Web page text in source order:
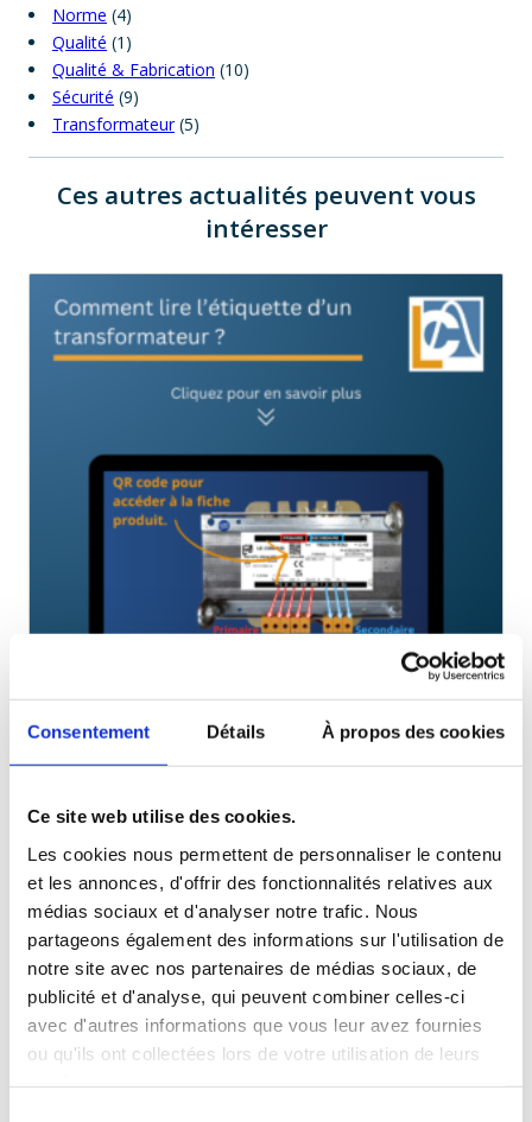
Consentement Détails À propos des cookies
Ce site web utilise des cookies.
Les cookies nous permettent de personnaliser le contenu
et les annonces, d'offrir des fonctionnalités relatives aux
médias sociaux et d'analyser notre trafic. Nous
partageons également des informations sur l'utilisation de
notre site avec nos partenaires de médias sociaux, de
publicité et d'analyse, qui peuvent combiner celles-ci
avec d'autres informations que vous leur avez fournies
ou qu'ils ont collectées lors de votre utilisation de leurs
Norme (4)
Qualité (1)
Qualité & Fabrication (10)
Sécurité (9)
Transformateur(5)
Ces autres actualités peuvent vous
intéresser
raccorder des conducteurs. Pour garantir une installation fiable,
performante et sécurisée, il est indispensable de savoir interpréter
correctement la plaque signalétique.…
14 juillet 2026
Guides & Conseils
Lire l’article